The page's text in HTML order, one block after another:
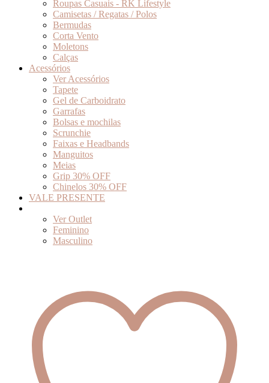
Roupas Casuais - RK Lifestyle
Camisetas / Regatas / Polos
Bermudas
Corta Vento
Moletons
Calças
Acessórios
Ver Acessórios
Tapete
Gel de Carboidrato
Garrafas
Bolsas e mochilas
Scrunchie
Faixas e Headbands
Manguitos
Meias
Grip 30% OFF
Chinelos 30% OFF
VALE PRESENTE
Ver Outlet
Feminino
Masculino